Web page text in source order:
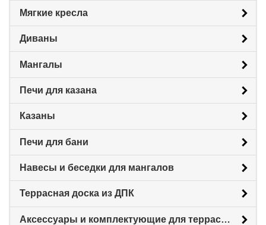
Мягкие кресла
Диваны
Мангалы
Печи для казана
Казаны
Печи для бани
Навесы и беседки для мангалов
Террасная доска из ДПК
Аксессуары и комплектующие для террасной доски